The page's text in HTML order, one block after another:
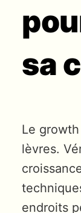
sa
Le
lèvres.
endroits